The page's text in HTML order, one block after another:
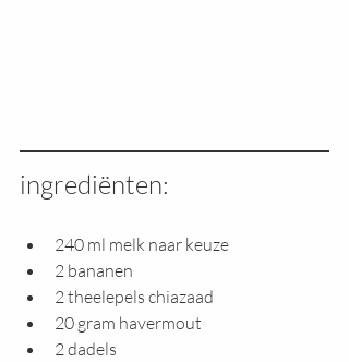
ingrediënten:
240 ml melk naar keuze
2 bananen
2 theelepels chiazaad
20 gram havermout
2 dadels